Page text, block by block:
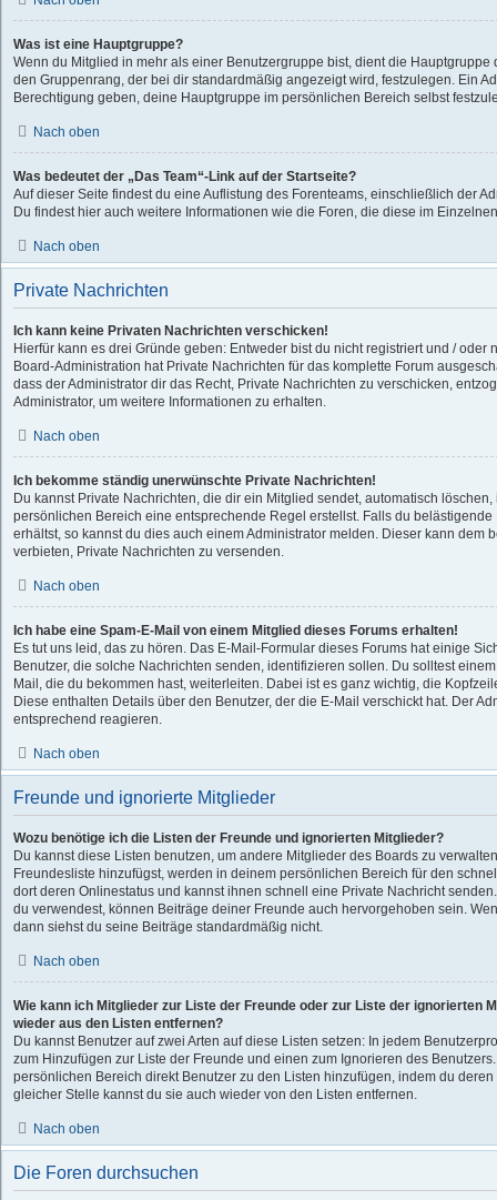
Was ist eine Hauptgruppe?
Wenn du Mitglied in mehr als einer Benutzergruppe bist, dient die
den Gruppenrang, der bei dir standardmäßig angezeigt wird, festzulegen. Ein
Berechtigung geben, deine Hauptgruppe im persönlichen Bereich selbst
Nach oben
Was bedeutet der „Das Team“-Link auf der Startseite?
Auf dieser Seite findest du eine Auflistung des Forenteams, einschließlich der
Du findest hier auch weitere Informationen wie die Foren, die diese im
Nach oben
Private Nachrichten
Ich kann keine Privaten Nachrichten verschicken!
Hierfür kann es drei Gründe geben: Entweder bist du nicht registriert und / oder
Board-Administration hat Private Nachrichten für das komplette Forum
dass der Administrator dir das Recht, Private Nachrichten zu verschicken,
Administrator, um weitere Informationen zu erhalten.
Nach oben
Ich bekomme ständig unerwünschte Private Nachrichten!
Du kannst Private Nachrichten, die dir ein Mitglied sendet, automatisch
persönlichen Bereich eine entsprechende Regel erstellst. Falls du
erhältst, so kannst du dies auch einem Administrator melden. Dieser kann dem
verbieten, Private Nachrichten zu versenden.
Nach oben
Ich habe eine Spam-E-Mail von einem Mitglied dieses Forums erhalten!
Es tut uns leid, das zu hören. Das E-Mail-Formular dieses Forums hat einige
Benutzer, die solche Nachrichten senden, identifizieren sollen. Du solltest
Mail, die du bekommen hast, weiterleiten. Dabei ist es ganz wichtig, die
Diese enthalten Details über den Benutzer, der die E-Mail verschickt hat. Der
entsprechend reagieren.
Nach oben
Freunde und ignorierte Mitglieder
Wozu benötige ich die Listen der Freunde und ignorierten Mitglieder?
Du kannst diese Listen benutzen, um andere Mitglieder des Boards zu
Freundesliste hinzufügst, werden in deinem persönlichen Bereich für den
dort deren Onlinestatus und kannst ihnen schnell eine Private Nachricht
du verwendest, können Beiträge deiner Freunde auch hervorgehoben sein.
dann siehst du seine Beiträge standardmäßig nicht.
Nach oben
Wie kann ich Mitglieder zur Liste der Freunde oder zur Liste der ignorierten
wieder aus den Listen entfernen?
Du kannst Benutzer auf zwei Arten auf diese Listen setzen: In jedem
zum Hinzufügen zur Liste der Freunde und einen zum Ignorieren des
persönlichen Bereich direkt Benutzer zu den Listen hinzufügen, indem du
gleicher Stelle kannst du sie auch wieder von den Listen entfernen.
Nach oben
Die Foren durchsuchen